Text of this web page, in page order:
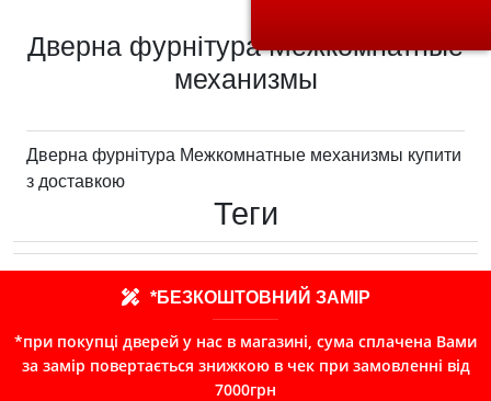
Дверна фурнітура Межкомнатные
механизмы
Дверна фурнітура Межкомнатные механизмы купити
з доставкою
Теги
*БЕЗКОШТОВНИЙ ЗАМІР
*при покупці дверей у нас в магазині, сума сплачена Вами
за замір повертається знижкою в чек при замовленні від
7000грн